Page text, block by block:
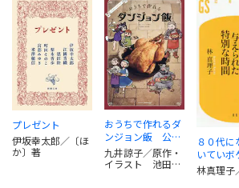
プレゼント
伊坂幸太郎／〔ほ
か〕著
おうちで作れるダ
ンジョン飯 公式
レシピブック
九井諒子／原作・
イラスト 池田美
８０代に
いていボ
ぬ。７０
から与え
林真理子